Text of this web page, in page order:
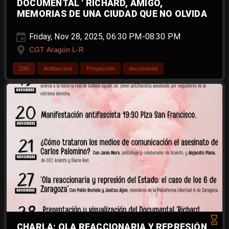
DOCUMENTAL ‘ RICHARD, AMIGO,
MEMORIAS DE UNA CIUDAD QUE NO OLVIDA
Friday, Nov 28, 2025, 06:30 PM-08:30 PM
CGT Aragón L-R
20N Antifascista Proyección documental